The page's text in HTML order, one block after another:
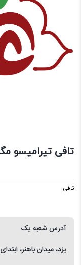
تافی تیرامیسو
تافی
آدرس شعبه یک
یزد، میدان باهنر، ابتدای